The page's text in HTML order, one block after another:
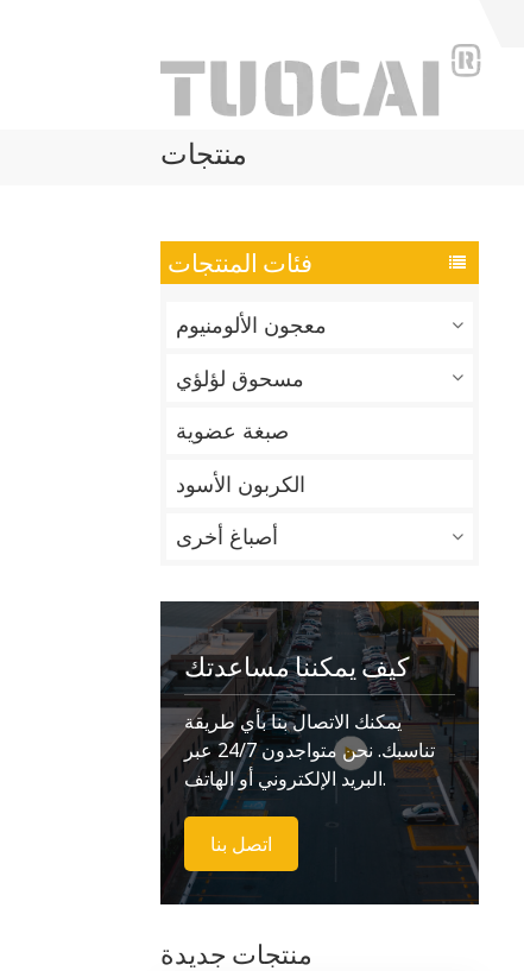
منتجات
فئات المنتجات
معجون الألومنيوم
مسحوق لؤلؤي
صبغة عضوية
الكربون الأسود
أصباغ أخرى
كيف يمكننا مساعدتك
يمكنك الاتصال بنا بأي طريقة
تناسبك. نحن متواجدون 24/7 عبر
البريد الإلكتروني أو الهاتف.
اتصل بنا
منتجات جديدة